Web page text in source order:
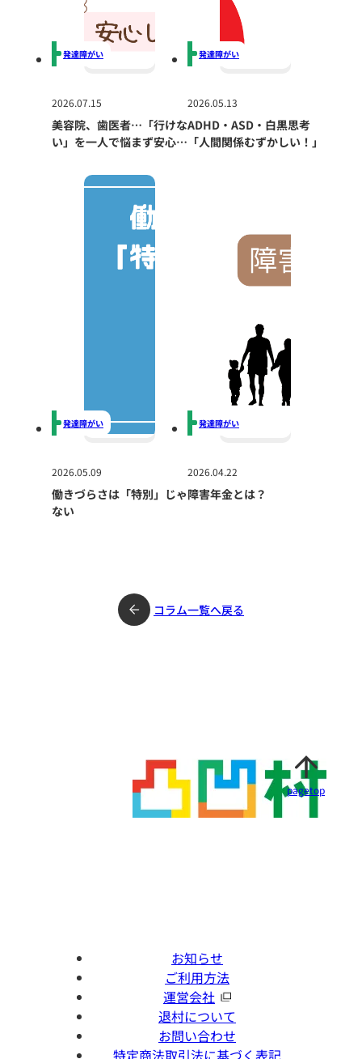
2026.07.15
美容院、歯医者…「行けな
い」を一人で悩まず安心し
発達障がい
2026.05.13
ADHD・ASD・白黒思考
「人間関係むずかしい！」
発達障がい
2026.05.09
働きづらさは「特別」じゃ
ない
発達障がい
2026.04.22
障害年金とは？
発達障がい
コラム一覧へ戻る
pagetop
お知らせ
ご利用方法
運営会社
退村について
お問い合わせ
特定商法取引法に基づく表記